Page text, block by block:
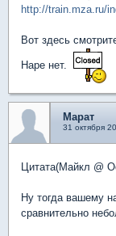
http://train.mza.ru/
Вот здесь
Наре нет.
Марат
31 октября
Цитата(Майкл @
Ну тогда вашему
сравнительно